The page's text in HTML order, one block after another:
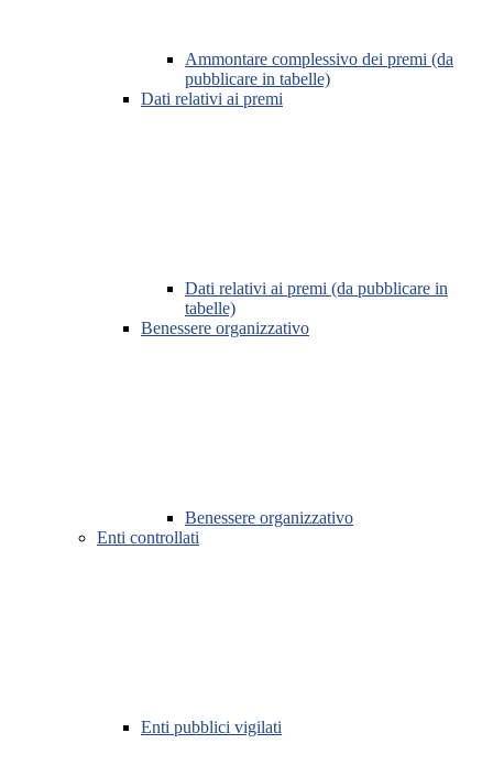
Ammontare complessivo dei premi (da
pubblicare in tabelle)
Dati relativi ai premi
Dati relativi ai premi (da pubblicare in
tabelle)
Benessere organizzativo
Benessere organizzativo
Enti controllati
Enti pubblici vigilati